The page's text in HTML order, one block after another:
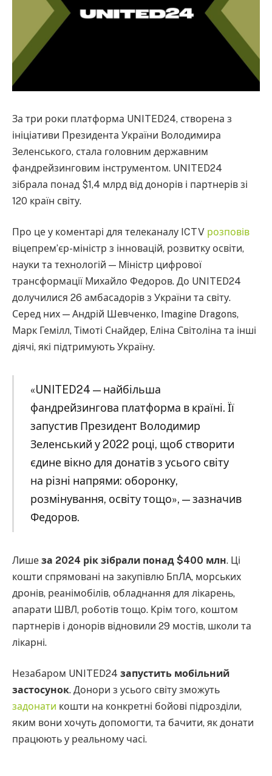
За три роки платформа UNITED24, створена з
ініціативи Президента України Володимира
Зеленського, стала головним державним
фандрейзинговим інструментом. UNITED24
зібрала понад $1,4 млрд від донорів і партнерів зі
120 країн світу.
Про це у коментарі для телеканалу ICTV розповів
віцепрем’єр-міністр з інновацій, розвитку освіти,
науки та технологій — Міністр цифрової
трансформації Михайло Федоров. До UNITED24
долучилися 26 амбасадорів з України та світу.
Серед них — Андрій Шевченко, Imagine Dragons,
Марк Гемілл, Тімоті Снайдер, Еліна Світоліна та інші
діячі, які підтримують Україну.
«UNITED24 — найбільша
фандрейзингова платформа в країні. Її
запустив Президент Володимир
Зеленський у 2022 році, щоб створити
єдине вікно для донатів з усього світу
на різні напрями: оборонку,
розмінування, освіту тощо», — зазначив
Федоров.
Лише за 2024 рік зібрали понад $400 млн. Ці
кошти спрямовані на закупівлю БпЛА, морських
дронів, реанімобілів, обладнання для лікарень,
апарати ШВЛ, роботів тощо. Крім того, коштом
партнерів і донорів відновили 29 мостів, школи та
лікарні.
Незабаром UNITED24 запустить мобільний
застосунок. Донори з усього світу зможуть
задонати кошти на конкретні бойові підрозділи,
яким вони хочуть допомогти, та бачити, як донати
працюють у реальному часі.